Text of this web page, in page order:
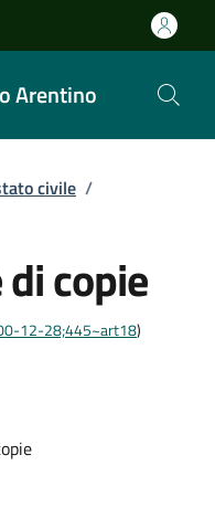
Arentino
civile /
copie
12-28;445~art18)